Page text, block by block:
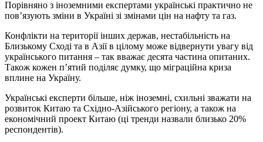
Порівняно з іноземними експертами українські практично не
пов’язують зміни в Україні зі змінами цін на нафту та газ.
Конфлікти на території інших держав, нестабільність на
Близькому Сході та в Азії в цілому може відвернути увагу від
українського питання – так вважає десята частина опитаних.
Також кожен п’ятий поділяє думку, що міграційна криза
вплине на Україну.
Українські експерти більше, ніж іноземні, схильні зважати на
розвиток Китаю та Східно-Азійського регіону, а також на
економічний проект Китаю (ці тренди назвали близько 20%
респондентів).